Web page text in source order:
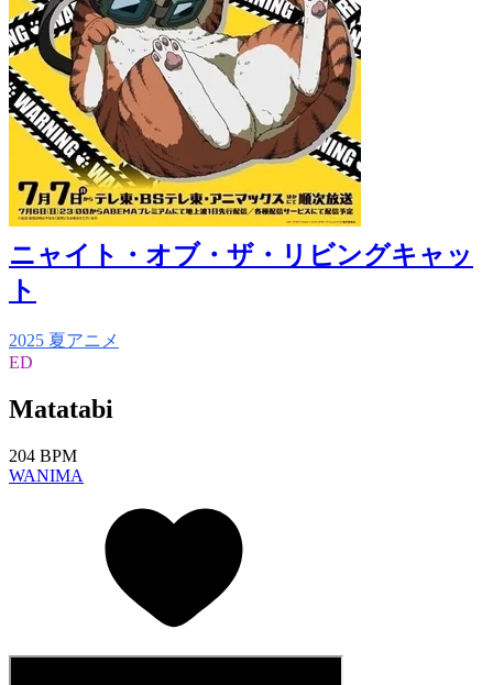
ニャイト・オブ・ザ・リビングキャッ
ト
2025 夏アニメ
ED
Matatabi
204 BPM
WANIMA